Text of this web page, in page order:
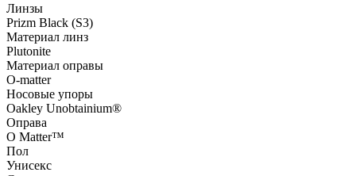
Линзы
Prizm Black (S3)
Материал линз
Plutonite
Материал оправы
O-matter
Носовые упоры
Oakley Unobtainium®
Оправа
O Matter™
Пол
Унисекс